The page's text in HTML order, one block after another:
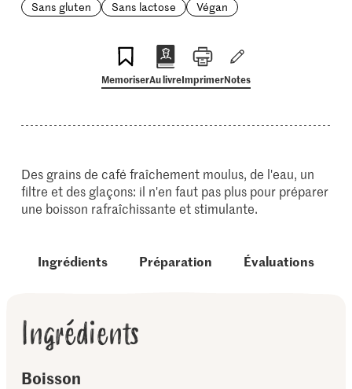
Sans gluten
Sans lactose Végan
MemoriserAu livreImprimerNotes
Des grains de café fraîchement moulus, de l'eau, un
filtre et des glaçons: il n'en faut pas plus pour préparer
une boisson rafraîchissante et stimulante.
Ingrédients Préparation Évaluations
Ingrédients
Boisson